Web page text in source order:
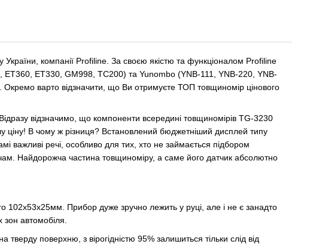
компанії Profiline. За своєю якістю та функціоналом Profiline
ET360, ET330, GM998, TC200) та Yunombo (YNB-111, YNB-220, YNB-
варто відзначити, що Ви отримуєте ТОП товщиномір цінового
відзначимо, що компоненти всередині товщиномірів TG-3230
В чому ж різниця? Встановлений бюджетніший дисплей типу
важливі речі, особливо для тих, хто не займається підбором
Найдорожча частина товщиноміру, а саме його датчик абсолютно
102х53х25мм. Прибор дуже зручно лежить у руці, але і не є занадто
автомобіля.
поверхню, з вірогідністю 95% залишиться тільки слід від